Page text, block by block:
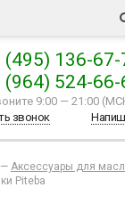
(495) 136-67-
(964) 524-66-
9:00 — 21:00
звонок
— Аксессуары для
Piteba